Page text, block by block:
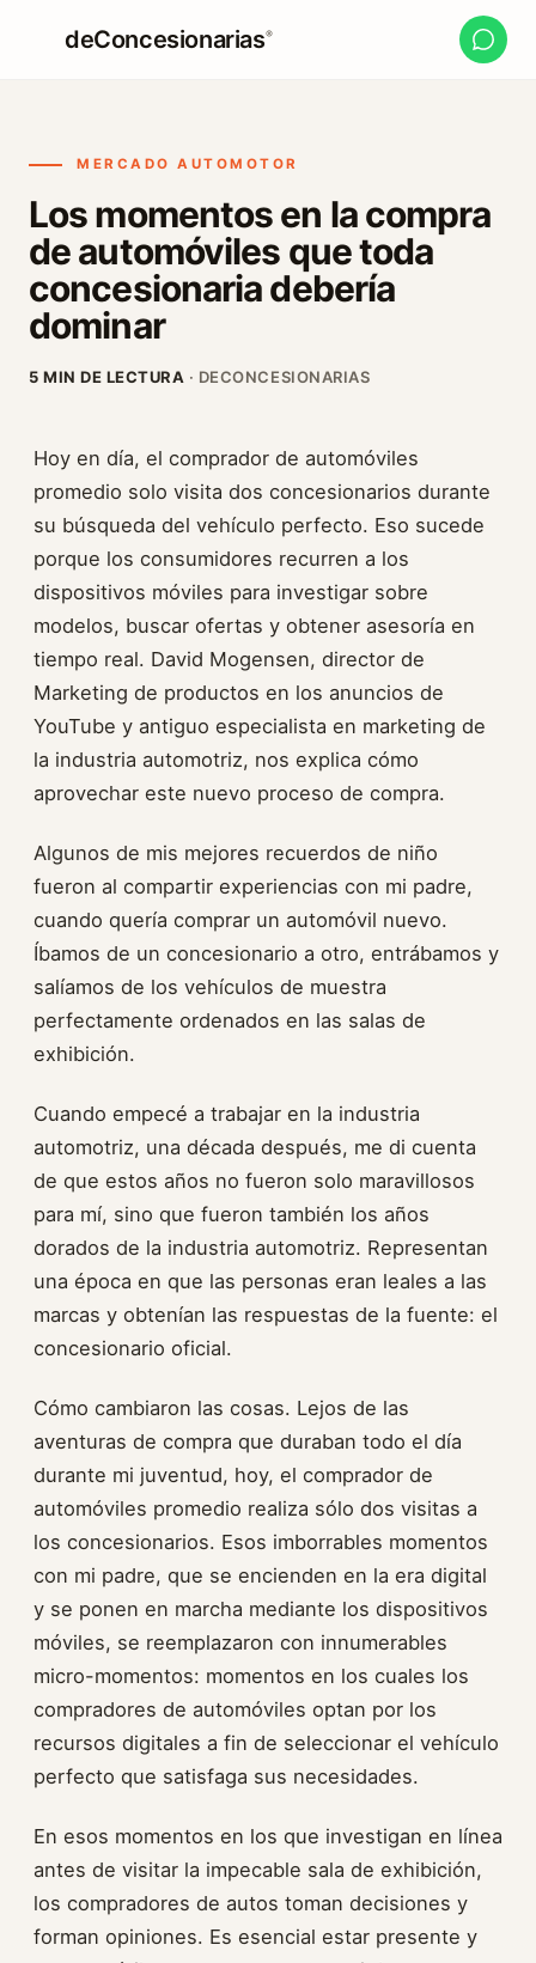
deConcesionarias®
MERCADO AUTOMOTOR
Los momentos en la compra
de automóviles que toda
concesionaria debería
dominar
5 MIN DE LECTURA · DECONCESIONARIAS
Hoy en día, el comprador de automóviles
promedio solo visita dos concesionarios durante
su búsqueda del vehículo perfecto. Eso sucede
porque los consumidores recurren a los
dispositivos móviles para investigar sobre
modelos, buscar ofertas y obtener asesoría en
tiempo real. David Mogensen, director de
Marketing de productos en los anuncios de
YouTube y antiguo especialista en marketing de
la industria automotriz, nos explica cómo
aprovechar este nuevo proceso de compra.
Algunos de mis mejores recuerdos de niño
fueron al compartir experiencias con mi padre,
cuando quería comprar un automóvil nuevo.
Íbamos de un concesionario a otro, entrábamos y
salíamos de los vehículos de muestra
perfectamente ordenados en las salas de
exhibición.
Cuando empecé a trabajar en la industria
automotriz, una década después, me di cuenta
de que estos años no fueron solo maravillosos
para mí, sino que fueron también los años
dorados de la industria automotriz. Representan
una época en que las personas eran leales a las
marcas y obtenían las respuestas de la fuente: el
concesionario oficial.
Cómo cambiaron las cosas. Lejos de las
aventuras de compra que duraban todo el día
durante mi juventud, hoy, el comprador de
automóviles promedio realiza sólo dos visitas a
los concesionarios. Esos imborrables momentos
con mi padre, que se encienden en la era digital
y se ponen en marcha mediante los dispositivos
móviles, se reemplazaron con innumerables
micro-momentos: momentos en los cuales los
compradores de automóviles optan por los
recursos digitales a fin de seleccionar el vehículo
perfecto que satisfaga sus necesidades.
En esos momentos en los que investigan en línea
antes de visitar la impecable sala de exhibición,
los compradores de autos toman decisiones y
forman opiniones. Es esencial estar presente y